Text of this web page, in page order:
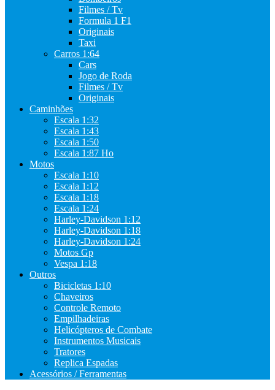
Filmes / Tv
Formula 1 F1
Originais
Taxi
Carros 1:64
Cars
Jogo de Roda
Filmes / Tv
Originais
Caminhões
Escala 1:32
Escala 1:43
Escala 1:50
Escala 1:87 Ho
Motos
Escala 1:10
Escala 1:12
Escala 1:18
Escala 1:24
Harley-Davidson 1:12
Harley-Davidson 1:18
Harley-Davidson 1:24
Motos Gp
Vespa 1:18
Outros
Bicicletas 1:10
Chaveiros
Controle Remoto
Empilhadeiras
Helicópteros de Combate
Instrumentos Musicais
Tratores
Replica Espadas
Acessórios / Ferramentas